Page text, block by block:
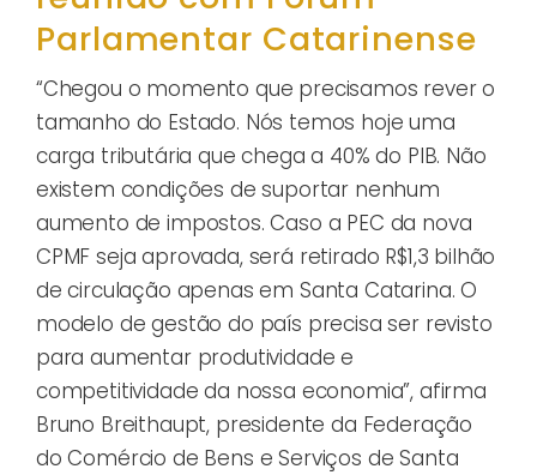
Parlamentar Catarinense
“Chegou o momento que precisamos rever o
tamanho do Estado. Nós temos hoje uma
carga tributária que chega a 40% do PIB. Não
existem condições de suportar nenhum
aumento de impostos. Caso a PEC da nova
CPMF seja aprovada, será retirado R$1,3 bilhão
de circulação apenas em Santa Catarina. O
modelo de gestão do país precisa ser revisto
para aumentar produtividade e
competitividade da nossa economia”, afirma
Bruno Breithaupt, presidente da Federação
do Comércio de Bens e Serviços de Santa